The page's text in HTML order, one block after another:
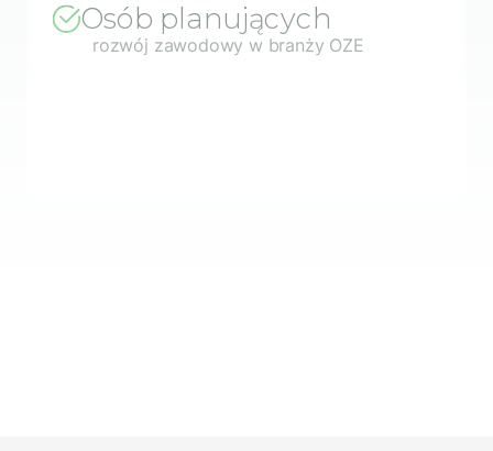
Osób planujących
rozwój zawodowy w branży OZE